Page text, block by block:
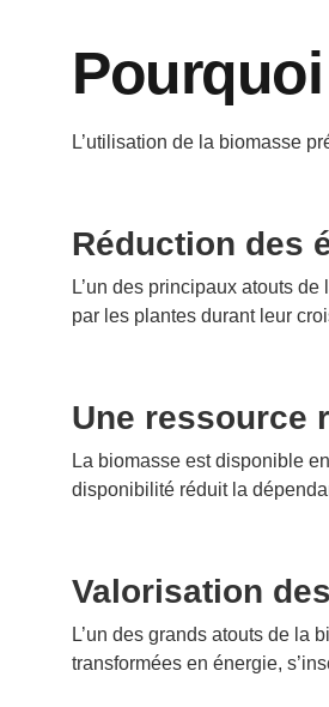
L’utilisation de la biomasse
Réduction des
L’un des principaux atouts
par les plantes durant leur
Une ressource
La biomasse est disponible
disponibilité réduit la
Valorisation
L’un des grands atouts de la
transformées en énergie,